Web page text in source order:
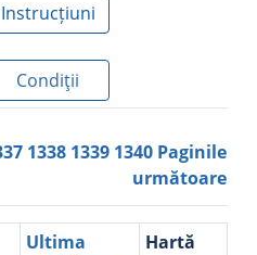
Instrucțiuni
Condiţii
1338 1339 1340 Paginile
următoare
Ultima
Hartă